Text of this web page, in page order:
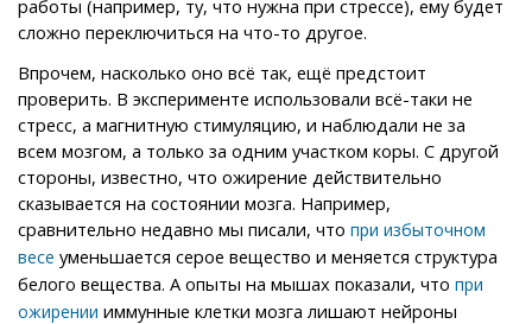
работы (например, ту, что нужна при стрессе), ему будет
сложно переключиться на что-то другое.
Впрочем, насколько оно всё так, ещё предстоит
проверить. В эксперименте использовали всё-таки не
стресс, а магнитную стимуляцию, и наблюдали не за
всем мозгом, а только за одним участком коры. С другой
стороны, известно, что ожирение действительно
сказывается на состоянии мозга. Например,
сравнительно недавно мы писали, что при избыточном
весе уменьшается серое вещество и меняется структура
белого вещества. А опыты на мышах показали, что при
ожирении иммунные клетки мозга лишают нейроны